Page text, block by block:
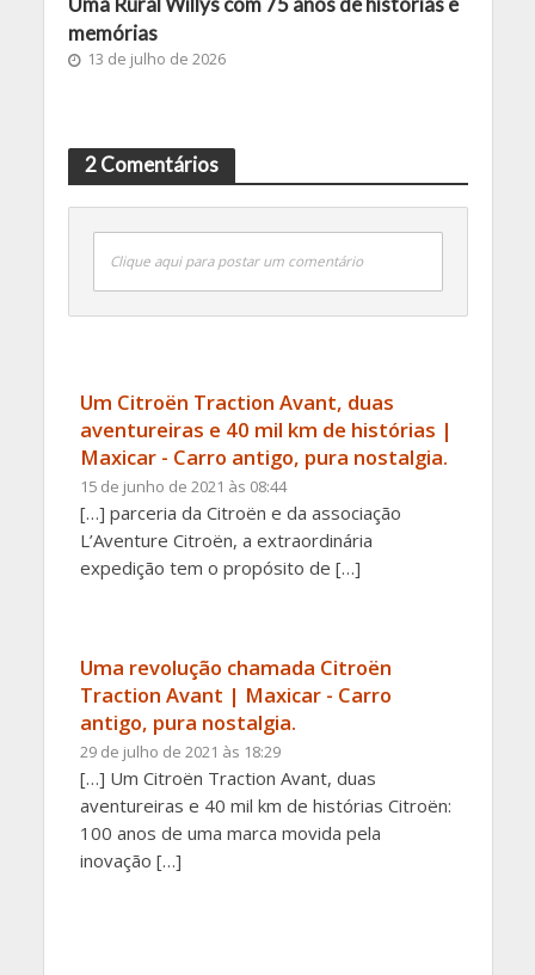
memórias
13 de julho de 2026
2 Comentários
Clique aqui para postar um comentário
Um Citroën Traction Avant, duas
aventureiras e 40 mil km de histórias |
Maxicar - Carro antigo, pura nostalgia.
15 de junho de 2021 às 08:44
[…] parceria da Citroën e da associação
L’Aventure Citroën, a extraordinária
expedição tem o propósito de […]
Uma revolução chamada Citroën
Traction Avant | Maxicar - Carro
antigo, pura nostalgia.
29 de julho de 2021 às 18:29
[…] Um Citroën Traction Avant, duas
aventureiras e 40 mil km de histórias Citroën:
100 anos de uma marca movida pela
inovação […]